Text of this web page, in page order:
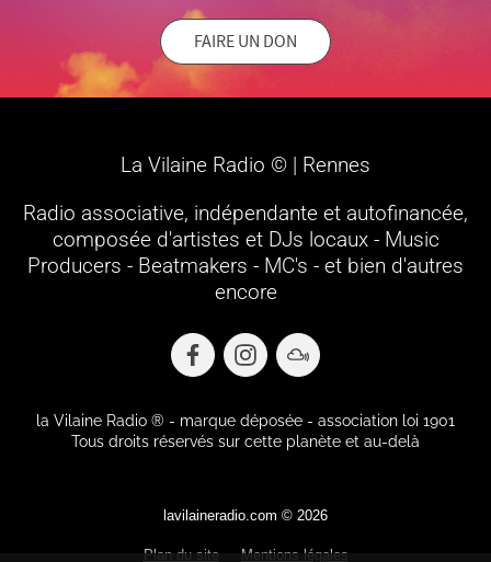
FAIRE UN DON
La Vilaine Radio © | Rennes
Radio associative, indépendante et autofinancée,
composée d'artistes et DJs locaux - Music
Producers - Beatmakers - MC's - et bien d'autres
encore
F
e
b
k
I
t
a
a
M
c
l
d
la Vilaine Radio ® - marque déposée - association loi 1901
Tous droits réservés sur cette planète et au-delà
lavilaineradio.com © 2026
Plan du site Mentions légales